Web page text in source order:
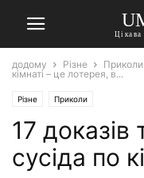
додому Різне Приколи
кімнаті – це лотерея, в...
Різне Приколи
17 доказів
сусіда по